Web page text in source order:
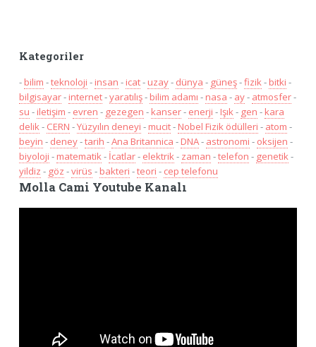
Kategoriler
-bilim -teknoloji -insan -icat-uzay- dünya - güneş-fizik-bitki -
bilgisayar-internet-yaratılış-bilim adamı -nasa - ay- atmosfer-
su -iletişim - evren - gezegen -kanser- enerji -Işık- gen -kara
delik- CERN -Yüzyılın deneyi -mucit-Nobel Fizik ödülleri - atom -
beyin - deney-tarih -Ana Britannica -DNA- astronomi - oksijen -
biyoloji -matematik- İcatlar- elektrik- zaman -telefon - genetik-
yildiz - göz -virüs -bakteri -teori - cep telefonu
Molla Cami Youtube Kanalı